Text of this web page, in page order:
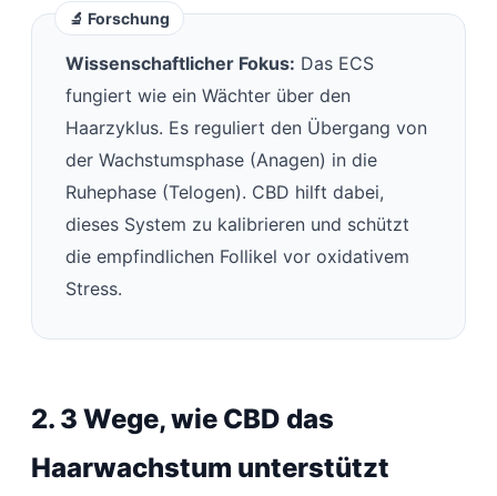
Wissenschaftlicher Fokus: Das ECS
fungiert wie ein Wächter über den
Haarzyklus. Es reguliert den Übergang von
der Wachstumsphase (Anagen) in die
Ruhephase (Telogen). CBD hilft dabei,
dieses System zu kalibrieren und schützt
die empfindlichen Follikel vor oxidativem
Stress.
2. 3 Wege, wie CBD das
Haarwachstum unterstützt